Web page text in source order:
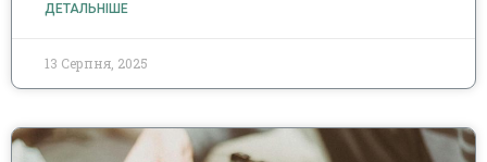
ДЕТАЛЬНІШЕ
13 Серпня, 2025